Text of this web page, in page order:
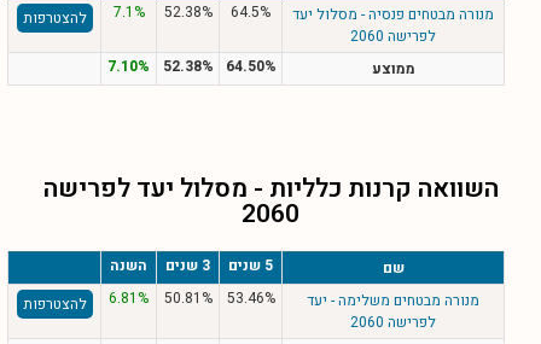
מנורה מבטחים פנסיה - מסלול יעד
לפרישה 2060
64.5%
52.38%
7.1% להצטרפות
ממוצע 64.50%
52.38%
7.10%
השוואה קרנות כלליות - מסלול יעד לפרישה
2060
שם 5 שנים 3 שנים
השנה
מנורה מבטחים משלימה - יעד
לפרישה 2060
53.46%
50.81%
6.81% להצטרפות